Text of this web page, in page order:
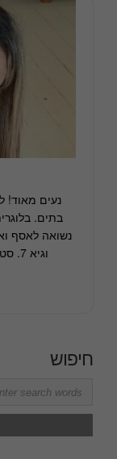
נעים מאוד!
בתים.
חיפוש
Search